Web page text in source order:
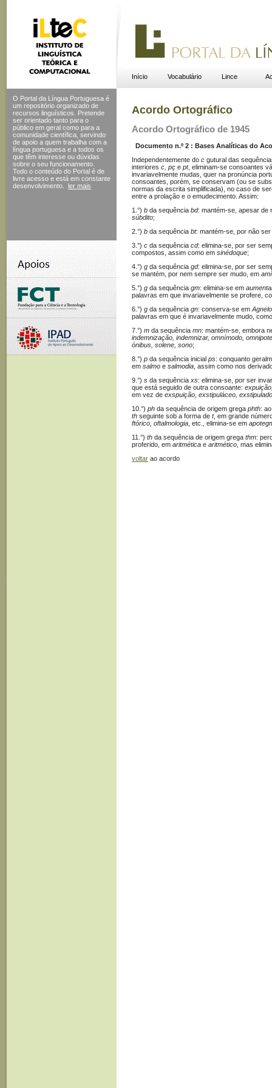
Início Vocabulário Lince
O Portal da Língua Portuguesa é
um repositório organizado de
recursos linguísticos. Pretende
ser orientado tanto para o
público em geral como para a
comunidade científica, servindo
de apoio a quem trabalha com a
língua portuguesa e a todos os
que têm interesse ou dúvidas
sobre o seu funcionamento.
Todo o conteúdo do Portal é de
livre acesso e está em constante
desenvolvimento.
ler mais
Acordo Ortográfico
Acordo Ortográfico de 1945
Documento n.º 2 : Bases Analíticas do
Independentemente do c gutural das
interiores c, pç e pt, eliminam-se consoantes
invariavelmente mudas, quer na pronúncia
consoantes, porém, se conservam (ou se
normas da escrita simplificada), no caso de
entre a prolação e o emudecimento. Assim:
1.°) b da sequência bd: mantém-se, apesar de
súbdito;
2.°) b da sequência bt: mantém-se, por não
3.°) c da sequência cd: elimina-se, por ser
compostos, assim como em sinédoque;
4.°) g da sequência gd: elimina-se, por ser
se mantém, por nem sempre ser mudo, em
5.°) g da sequência gm: elimina-se em
palavras em que invariavelmente se profere,
6.°) g da sequência gn: conserva-se em
palavras em que é invariavelmente mudo,
7.°) m da sequência mn: mantém-se, embora
indemnização, indemnizar, omnímodo,
ónibus, solene, sono;
8.°) p da sequência inicial ps: conquanto
em salmo e salmodia , assim como nos
9.°) s da sequência xs: elimina-se, por ser
que está seguido de outra consoante:
em vez de exspuição, exstipuláceo, exstipulado
10.°) ph da sequência de origem grega phth:
th seguinte sob a forma de t, em grande
ftórico, oftalmologia , etc., elimina-se em
11.°) th da sequência de origem grega thm:
proferido, em aritmética e aritmético , mas
voltar ao acordo